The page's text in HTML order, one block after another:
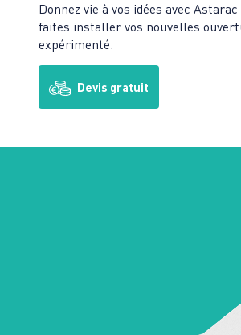
Donnez vie à vos idées avec
faites installer vos nouvelles
expérimenté.
Devis gratuit